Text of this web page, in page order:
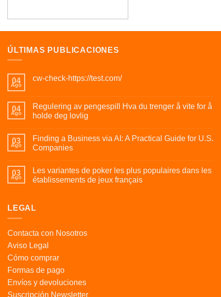
ÚLTIMAS PUBLICACIONES
04
Ago
cw-check-https://test.com/
04
Ago
Regulering av pengespill Hva du trenger å vite for å
holde deg lovlig
03
Ago
Finding a Business via AI: A Practical Guide for U.S.
Companies
03
Ago
Les variantes de poker les plus populaires dans les
établissements de jeux français
LEGAL
Contacta con Nosotros
Aviso Legal
Cómo comprar
Formas de pago
Envíos y devoluciones
Suscripción Newsletter